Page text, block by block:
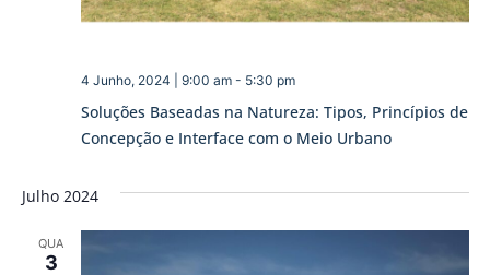
Soluções Baseadas na Natureza: Tipos, Princípios de
Concepção e Interface com o Meio Urbano
4 Junho, 2024 | 9:00 am- 5:30 pm
Julho 2024
QUA
3